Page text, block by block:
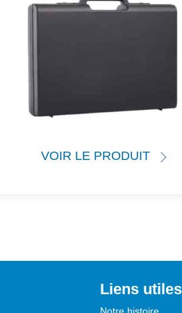
VOIR LE PRODUIT
Liens utiles
Notre histoire